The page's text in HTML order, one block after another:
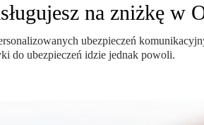
na zniżkę w
ubezpieczeń
do ubezpieczeń idzie jednak powoli.